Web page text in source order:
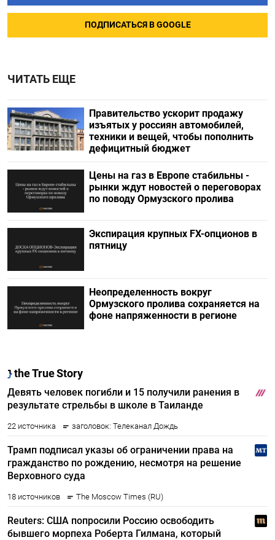
ПОДПИСАТЬСЯ В GOOGLE
ЧИТАТЬ ЕЩЕ
Правительство ускорит продажу
изъятых у россиян автомобилей,
техники и вещей, чтобы пополнить
дефицитный бюджет
Цены на газ в Европе стабильны -
рынки ждут новостей о переговорах
по поводу Ормузского пролива
Экспирация крупных FX-опционов в
пятницу
Неопределенность вокруг
Ормузского пролива сохраняется на
фоне напряженности в регионе